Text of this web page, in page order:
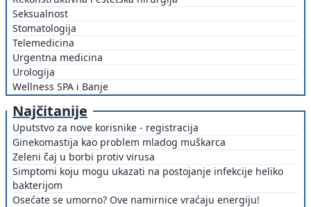
Seksualnost
Stomatologija
Telemedicina
Urgentna medicina
Urologija
Wellness SPA i Banje
Najčitanije
Uputstvo za nove korisnike - registracija
Ginekomastija kao problem mladog muškarca
Zeleni čaj u borbi protiv virusa
Simptomi koju mogu ukazati na postojanje infekcije heliko
bakterijom
Osećate se umorno? Ove namirnice vraćaju energiju!